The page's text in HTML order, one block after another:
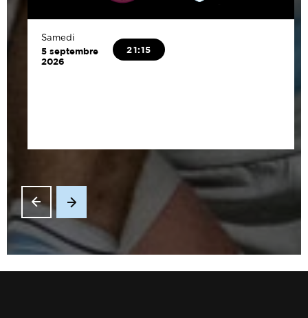
Samedi
5 septembre
2026
21:15